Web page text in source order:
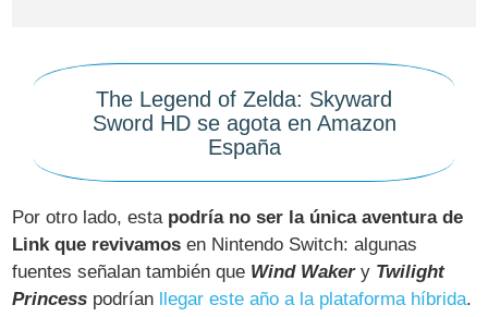
The Legend of Zelda: Skyward
Sword HD se agota en Amazon
España
Por otro lado, esta podría no ser la única aventura de
Link que revivamos en Nintendo Switch: algunas
fuentes señalan también que Wind Wakery Twilight
Princess podrían llegar este año a la plataforma híbrida.